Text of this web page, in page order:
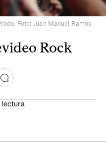
Foto: Juan Manuel Ramos
Rock
lectura